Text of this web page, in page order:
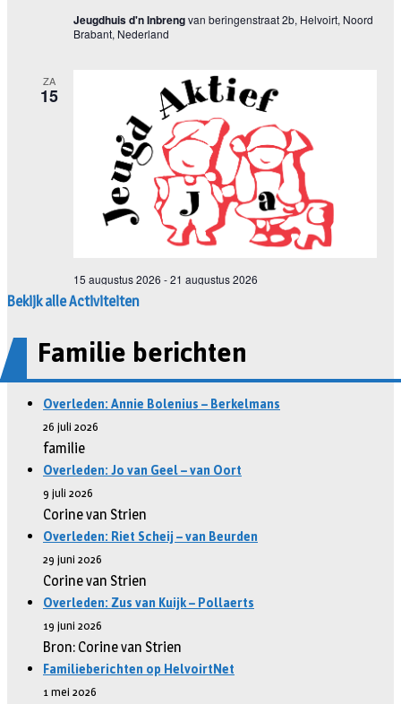
Bekijk alle Activiteiten
Familie berichten
Overleden: Annie Bolenius – Berkelmans
26 juli 2026
familie
Overleden: Jo van Geel – van Oort
9 juli 2026
Corine van Strien
Overleden: Riet Scheij – van Beurden
29 juni 2026
Corine van Strien
Overleden: Zus van Kuijk – Pollaerts
19 juni 2026
Bron: Corine van Strien
Familieberichten op HelvoirtNet
1 mei 2026